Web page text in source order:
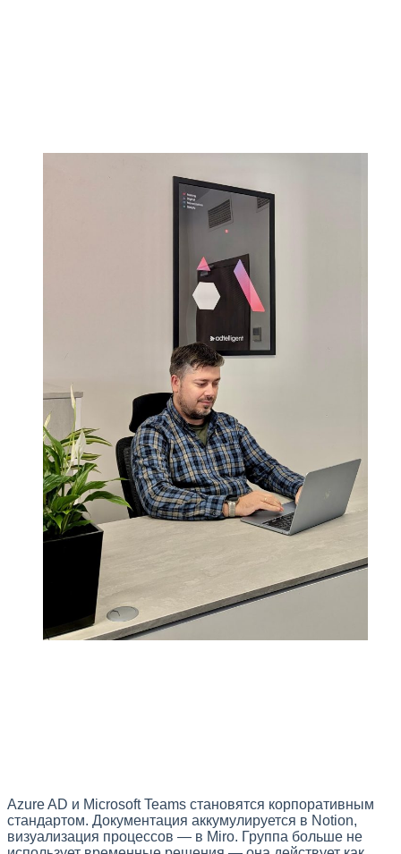
Azure AD и Microsoft Teams становятся корпоративным
стандартом. Документация аккумулируется в Notion,
визуализация процессов — в Miro. Группа больше не